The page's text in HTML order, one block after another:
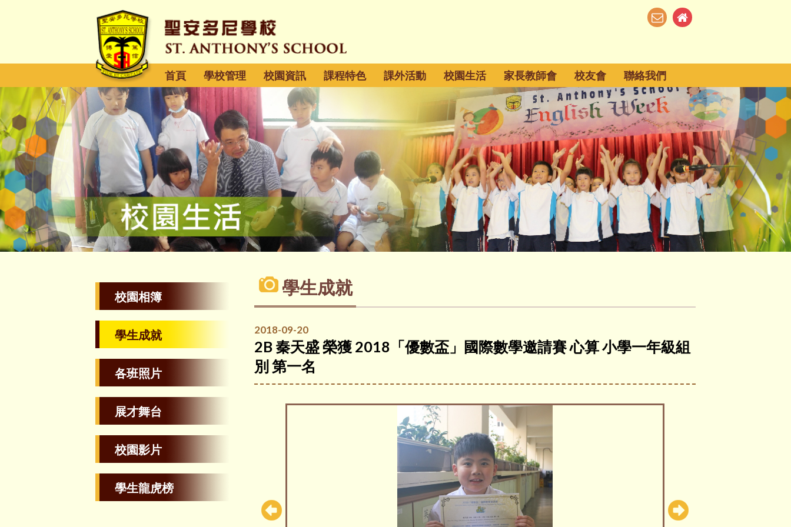
首頁 學校管理 校園資訊 課程特色 課外活動 校園生活 家長教師會 校友會 聯絡我們
校園相簿
學生成就
各班照片
展才舞台
校園影片
學生龍虎榜
學生成就
2018-09-20
2B 秦天盛 榮獲 2018「優數盃」國際數學邀請賽 心算 小學一年級組
別 第一名